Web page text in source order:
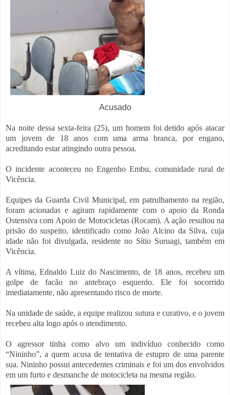
Acusado
Na noite dessa sexta-feira (25), um homem foi detido após atacar
um jovem de 18 anos com uma arma branca, por engano,
acreditando estar atingindo outra pessoa.
O incidente aconteceu no Engenho Embu, comunidade rural de
Vicência.
Equipes da Guarda Civil Municipal, em patrulhamento na região,
foram acionadas e agiram rapidamente com o apoio da Ronda
Ostensiva com Apoio de Motocicletas (Rocam). A ação resultou na
prisão do suspeito, identificado como João Alcino da Silva, cuja
idade não foi divulgada, residente no Sítio Suruagi, também em
Vicência.
A vítima, Ednaldo Luiz do Nascimento, de 18 anos, recebeu um
golpe de facão no antebraço esquerdo. Ele foi socorrido
imediatamente, não apresentando risco de morte.
Na unidade de saúde, a equipe realizou sutura e curativo, e o jovem
recebeu alta logo após o atendimento.
O agressor tinha como alvo um indivíduo conhecido como
“Nininho”, a quem acusa de tentativa de estupro de uma parente
sua. Nininho possui antecedentes criminais e foi um dos envolvidos
em um furto e desmanche de motocicleta na mesma região.